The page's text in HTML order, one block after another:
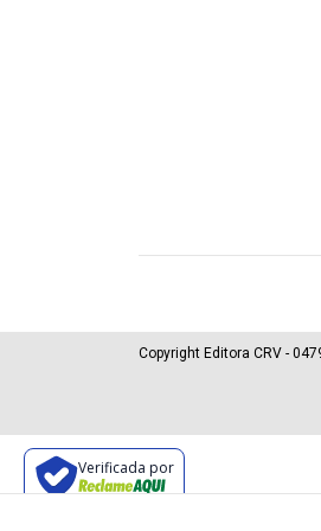
Verificada por
Copyright Editora CRV -